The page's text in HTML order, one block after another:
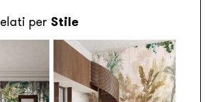
per Stile